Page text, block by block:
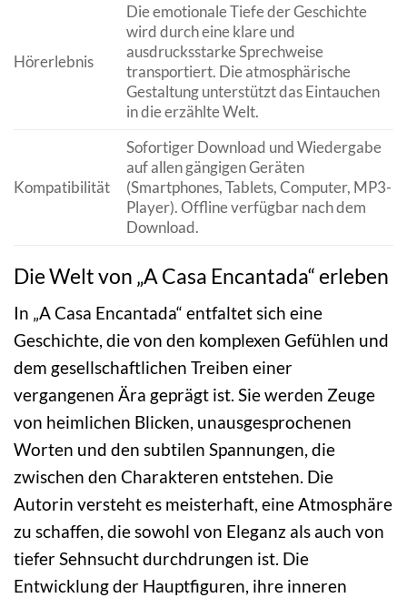
Hörerlebnis
Die emotionale Tiefe der Geschichte
wird durch eine klare und
ausdrucksstarke Sprechweise
transportiert. Die atmosphärische
Gestaltung unterstützt das Eintauchen
in die erzählte Welt.
Kompatibilität
Sofortiger Download und Wiedergabe
auf allen gängigen Geräten
(Smartphones, Tablets, Computer, MP3-
Player). Offline verfügbar nach dem
Download.
Die Welt von „A Casa Encantada“ erleben
In „A Casa Encantada“ entfaltet sich eine
Geschichte, die von den komplexen Gefühlen und
dem gesellschaftlichen Treiben einer
vergangenen Ära geprägt ist. Sie werden Zeuge
von heimlichen Blicken, unausgesprochenen
Worten und den subtilen Spannungen, die
zwischen den Charakteren entstehen. Die
Autorin versteht es meisterhaft, eine Atmosphäre
zu schaffen, die sowohl von Eleganz als auch von
tiefer Sehnsucht durchdrungen ist. Die
Entwicklung der Hauptfiguren, ihre inneren